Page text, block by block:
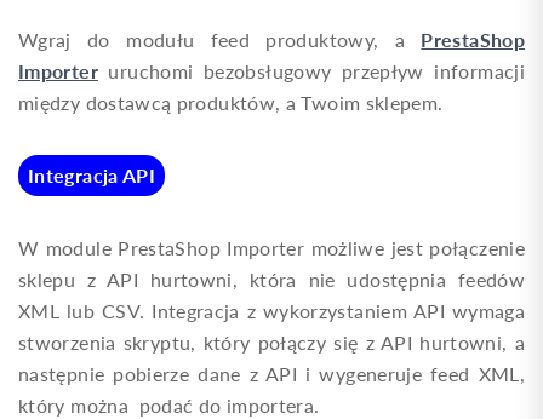
Wgraj do modułu feed produktowy, a PrestaShop
Importeruruchomi bezobsługowy przepływ informacji
między dostawcą produktów, a Twoim sklepem.
Integracja API
W module PrestaShop Importer możliwe jest połączenie
sklepu z API hurtowni, która nie udostępnia feedów
XML lub CSV. Integracja z wykorzystaniem API wymaga
stworzenia skryptu, który połączy się z API hurtowni, a
następnie pobierze dane z API i wygeneruje feed XML,
który można podać do importera.